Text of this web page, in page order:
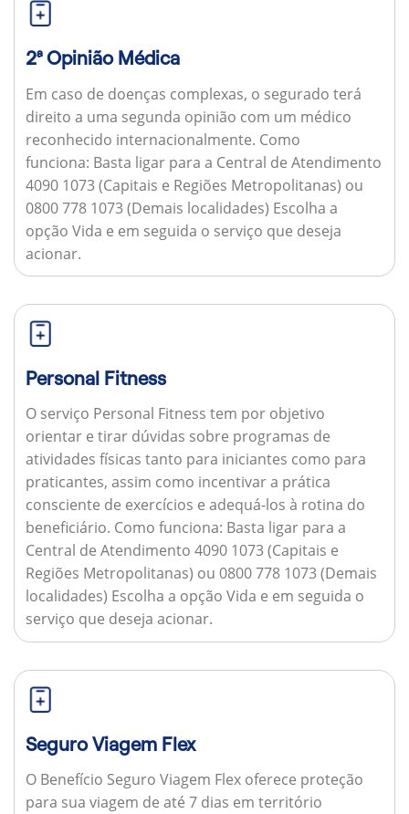
2ª Opinião Médica
Em caso de doenças complexas, o segurado terá
direito a uma segunda opinião com um médico
reconhecido internacionalmente. Como
funciona: Basta ligar para a Central de Atendimento
4090 1073 (Capitais e Regiões Metropolitanas) ou
0800 778 1073 (Demais localidades) Escolha a
opção Vida e em seguida o serviço que deseja
acionar.
Personal Fitness
O serviço Personal Fitness tem por objetivo
orientar e tirar dúvidas sobre programas de
atividades físicas tanto para iniciantes como para
praticantes, assim como incentivar a prática
consciente de exercícios e adequá-los à rotina do
beneficiário. Como funciona: Basta ligar para a
Central de Atendimento 4090 1073 (Capitais e
Regiões Metropolitanas) ou 0800 778 1073 (Demais
localidades) Escolha a opção Vida e em seguida o
serviço que deseja acionar.
Seguro Viagem Flex
O Benefício Seguro Viagem Flex oferece proteção
para sua viagem de até 7 dias em território